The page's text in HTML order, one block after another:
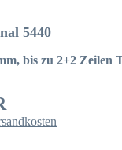
5440
bis zu 2+2 Zeilen